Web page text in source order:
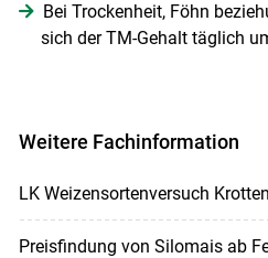
Bei Trockenheit, Föhn
sich der TM-Gehalt täglich
Weitere Fachinformation
LK Weizensortenversuch
Preisfindung von Silomais ab